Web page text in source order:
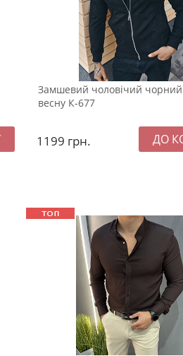
Замшевий чоловічий
весну К-677
1199 грн.